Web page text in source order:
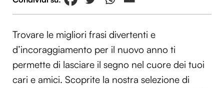
Trovare le migliori frasi divertenti e
d’incoraggiamento per il nuovo anno ti
permette di lasciare il segno nel cuore dei tuoi
cari e amici. Scoprite la nostra selezione di